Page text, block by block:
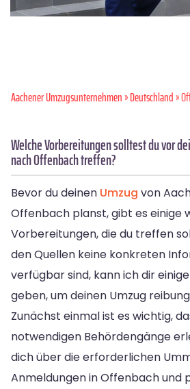
Aachener Umzugsunternehmen»Deutschland»
Welche Vorbereitungen solltest du vor
nach Offenbach treffen?
Bevor du deinen Umzug von
Offenbach planst, gibt es einige
Vorbereitungen, die du treffen
den Quellen keine konkreten
verfügbar sind, kann ich dir
geben, um deinen Umzug
Zunächst einmal ist es wichtig,
notwendigen Behördengänge
dich über die erforderlichen
Anmeldungen in Offenbach und